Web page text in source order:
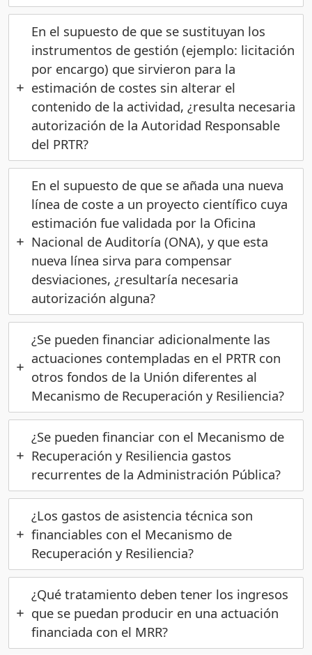
En el supuesto de que se sustituyan los
instrumentos de gestión (ejemplo: licitación
por encargo) que sirvieron para la
estimación de costes sin alterar el
contenido de la actividad, ¿resulta necesaria
autorización de la Autoridad Responsable
del PRTR?
En el supuesto de que se añada una nueva
línea de coste a un proyecto científico cuya
estimación fue validada por la Oficina
Nacional de Auditoría (ONA), y que esta
nueva línea sirva para compensar
desviaciones, ¿resultaría necesaria
autorización alguna?
¿Se pueden financiar adicionalmente las
actuaciones contempladas en el PRTR con
otros fondos de la Unión diferentes al
Mecanismo de Recuperación y Resiliencia?
¿Se pueden financiar con el Mecanismo de
Recuperación y Resiliencia gastos
recurrentes de la Administración Pública?
¿Los gastos de asistencia técnica son
financiables con el Mecanismo de
Recuperación y Resiliencia?
¿Qué tratamiento deben tener los ingresos
que se puedan producir en una actuación
financiada con el MRR?